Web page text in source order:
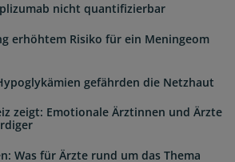
nicht quantifizierbar
erhöhtem Risiko für ein Meningeom
gefährden die Netzhaut
zeigt: Emotionale Ärztinnen und Ärzte
Was für Ärzte rund um das Thema